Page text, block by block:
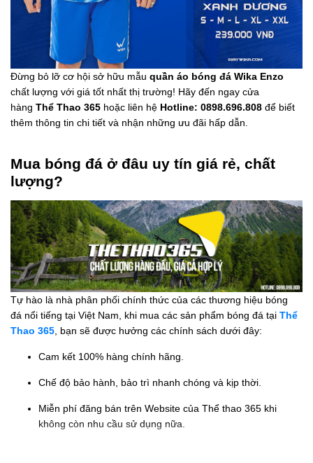
Đừng bỏ lỡ cơ hội sở hữu mẫu quần áo bóng đá Wika Enzo
chất lượng với giá tốt nhất thị trường! Hãy đến ngay cửa
hàng Thể Thao 365 hoặc liên hệ Hotline: 0898.696.808 để biết
thêm thông tin chi tiết và nhận những ưu đãi hấp dẫn.
Mua bóng đá ở đâu uy tín giá rẻ, chất
lượng?
Tự hào là nhà phân phối chính thức của các thương hiệu bóng
đá nổi tiếng tại Việt Nam, khi mua các sản phẩm bóng đá tại Thể
Thao 365 , bạn sẽ được hưởng các chính sách dưới đây:
Cam kết 100% hàng chính hãng.
Chế độ bảo hành, bảo trì nhanh chóng và kịp thời.
Miễn phí đăng bán trên Website của Thể thao 365 khi
không còn nhu cầu sử dụng nữa.